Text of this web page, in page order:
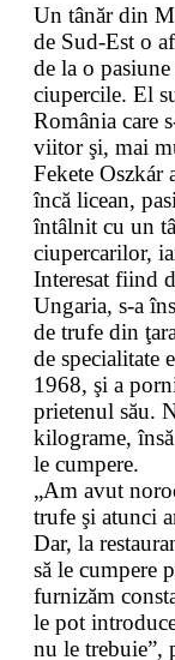
Un tânăr din
de Sud-Est o
de la o
ciupercile. El
România care
viitor şi, mai
Fekete Oszkár
încă licean,
întâlnit cu un
ciupercarilor,
Interesat fiind
Ungaria, s-a
de trufe din
de specialitate
1968, şi a
prietenul său.
kilograme,
le cumpere.
„Am avut
trufe şi atunci
Dar, la
să le cumpere
furnizăm
le pot
nu le trebuie”,